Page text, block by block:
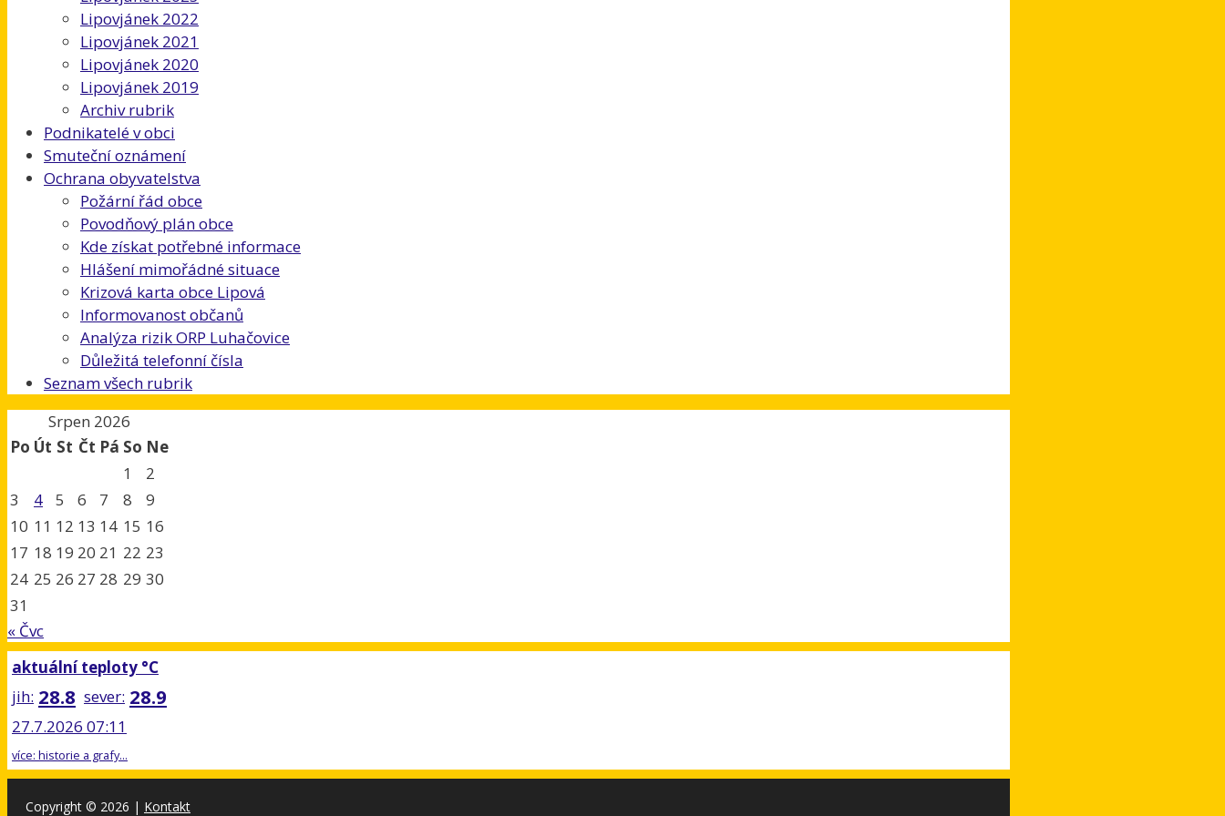
Lipovjánek 2022
Lipovjánek 2021
Lipovjánek 2020
Lipovjánek 2019
Archiv rubrik
Podnikatelé v obci
Smuteční oznámení
Ochrana obyvatelstva
Požární řád obce
Povodňový plán obce
Kde získat potřebné informace
Hlášení mimořádné situace
Krizová karta obce Lipová
Informovanost občanů
Analýza rizik ORP Luhačovice
Důležitá telefonní čísla
Seznam všech rubrik
Srpen 2026
Po Út St Čt Pá So Ne
1
2
3
4 5 6 7 8
9
10 11 12 13 14 15 16
17 18 19 20 21 22 23
24 25 26 27 28 29 30
31
« Čvc
aktuální teploty °C
jih: 28.8 sever: 28.9
27.7.2026 07:11
více: historie a grafy...
Copyright © 2026 | Kontakt